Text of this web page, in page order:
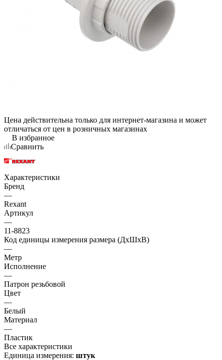
Цена действительна только для интернет-магазина и может
отличаться от цен в розничных магазинах
В избранное
Сравнить
Характеристики
Бренд
—
Rexant
Артикул
—
11-8823
Код единицы измерения размера (ДхШхВ)
—
Метр
Исполнение
—
Патрон резьбовой
Цвет
—
Белый
Материал
—
Пластик
Все характеристики
Единица измерения: штук